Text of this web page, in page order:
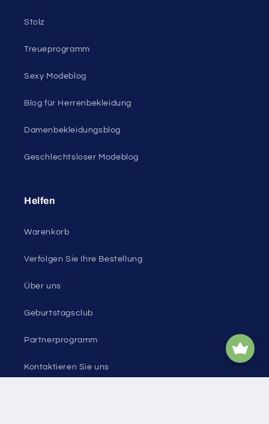
Stolz
Treueprogramm
Sexy Modeblog
Blog für Herrenbekleidung
Damenbekleidungsblog
Geschlechtsloser Modeblog
Helfen
Warenkorb
Verfolgen Sie Ihre Bestellung
Über uns
Geburtstagsclub
Partnerprogramm
Kontaktieren Sie uns